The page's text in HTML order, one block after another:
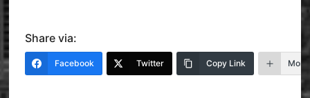
Share via:
Facebook Twitter Copy Link More